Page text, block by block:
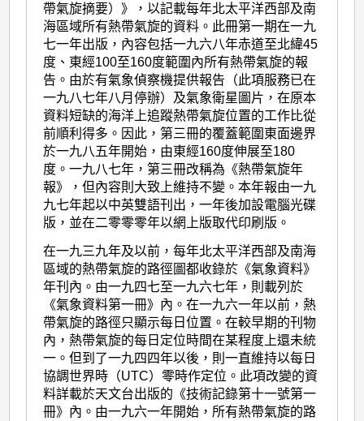
帶氣旋摘要）》，以記載每年北太平洋西部及南
海區域所有熱帶氣旋的資料。此冊第一期在一九
七一年出版，內容包括一九六八年赤道至北緯45
度、東經100至160度範圍內所有熱帶氣旋的報
告。由於有氣象偵察機提供報告（此項服務已在
一九八七年八月停辦）及氣象衛星圖片，在原本
資料短缺的海洋上追蹤熱帶氣旋位置的工作比從
前順利得多。因此，第三冊的覆蓋範圍東面邊界
於一九八五年開始，由東經160度伸展至180
度。一九八七年，第三冊改稱為《熱帶氣旋年
報》，但內容則大致上維持不變。本年報由一九
九七年起以中英雙語刊出，一年後加設電腦光碟
版，並在二零零零年以網上版取代印刷版。
在一九三九年及以前，每年北太平洋西部及南海
區域的熱帶氣旋的路徑圖都收錄於《氣象資料》
年刊內。由一九四七至一九六七年，則載列於
《氣象資料第一冊》內。在一九六一年以前，熱
帶氣旋的路徑只顯示每日位置。在較早期的刊物
內，熱帶氣旋的每日定位時間在某程度上還未統
一。但到了一九四四年以後，則一直維持以每日
協調世界時（UTC）零時作定位。此項改變的資
料詳載於天文台出版的《技術記錄第十一號第一
冊》內。由一九六一年開始，所有熱帶氣旋的路